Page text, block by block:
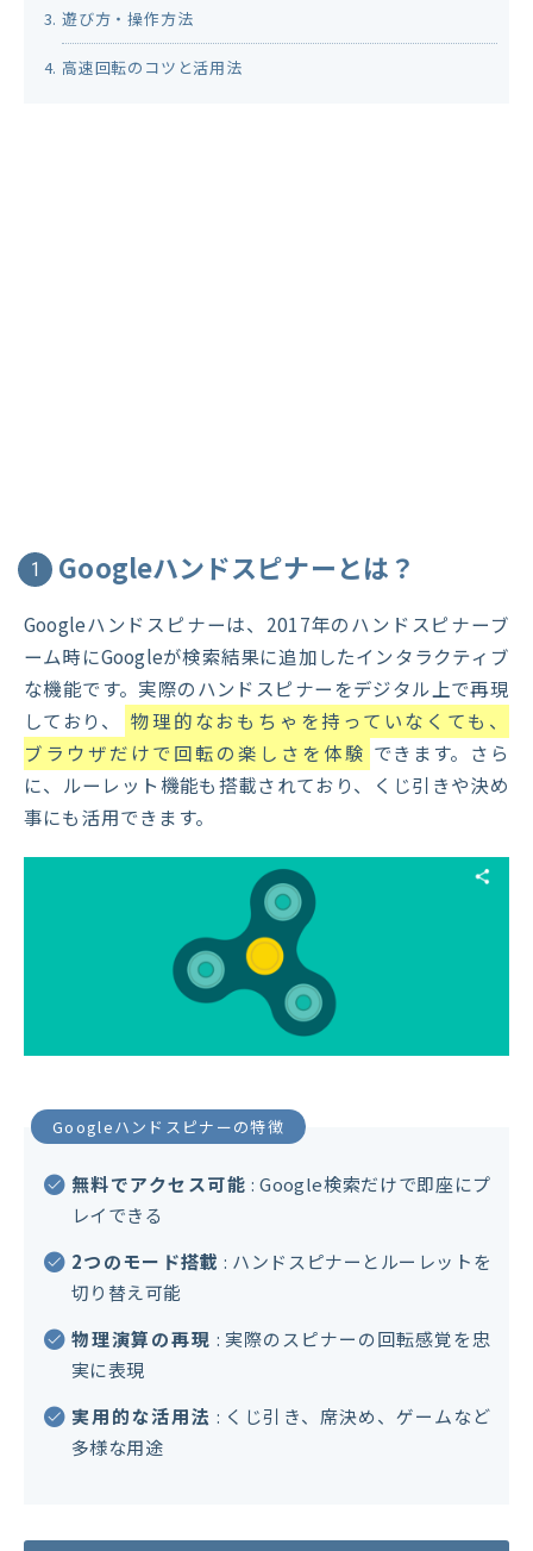
遊び方・操作方法
高速回転のコツと活用法
1 Googleハンドスピナーとは？
Googleハンドスピナーは、2017年のハンドスピナーブ
ーム時にGoogleが検索結果に追加したインタラクティブ
な機能です。実際のハンドスピナーをデジタル上で再現
しており、
物理的なおもちゃを持っていなくても、
ブラウザだけで回転の楽しさを体験 できます。さら
に、ルーレット機能も搭載されており、くじ引きや決め
事にも活用できます。
Googleハンドスピナーの特徴
無料でアクセス可能 : Google検索だけで即座にプ
レイできる
2つのモード搭載 : ハンドスピナーとルーレットを
切り替え可能
物理演算の再現 : 実際のスピナーの回転感覚を忠
実に表現
実用的な活用法 : くじ引き、席決め、ゲームなど
多様な用途